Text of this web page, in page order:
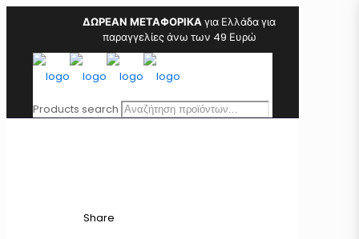
ΔΩΡΕΑΝ ΜΕΤΑΦΟΡΙΚΑγια Ελλάδα για
παραγγελίες άνω των 49 Ευρώ
Products search
Share